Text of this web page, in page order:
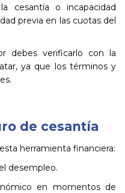
cesantía o incapacidad
previa en las cuotas del
debes verificarlo con la
ya que los términos y
de cesantía
herramienta financiera:
desempleo.
en momentos de